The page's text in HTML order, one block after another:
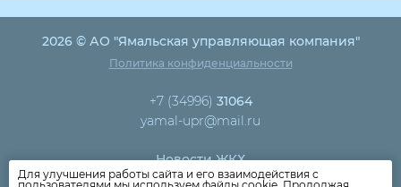
2026 © АО "Ямальская управляющая компания"
Политика конфиденциальности
+7 (34996) 31064
yamal-upr@mail.ru
Новости ЖКХ
Новости компании
Для улучшения работы сайта и его взаимодействия с